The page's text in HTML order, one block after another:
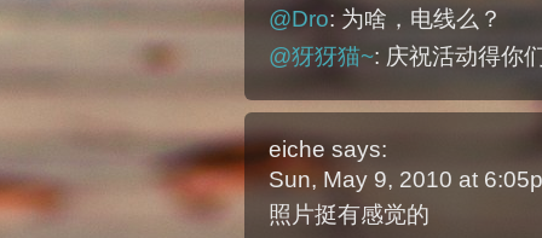
@Dro: 为啥，电线么？
@犽犽猫~: 庆祝活动得你
eiche says:
Sun, May 9, 2010 at
照片挺有感觉的